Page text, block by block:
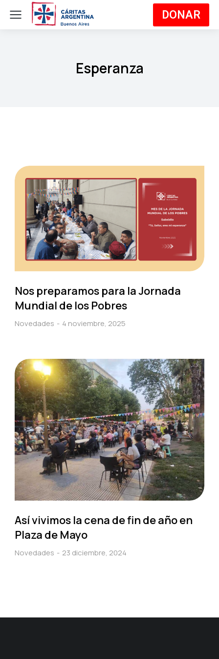
DONAR
Esperanza
Nos preparamos para la Jornada
Mundial de los Pobres
Novedades 4 noviembre, 2025
Así vivimos la cena de fin de año en
Plaza de Mayo
Novedades 23 diciembre, 2024